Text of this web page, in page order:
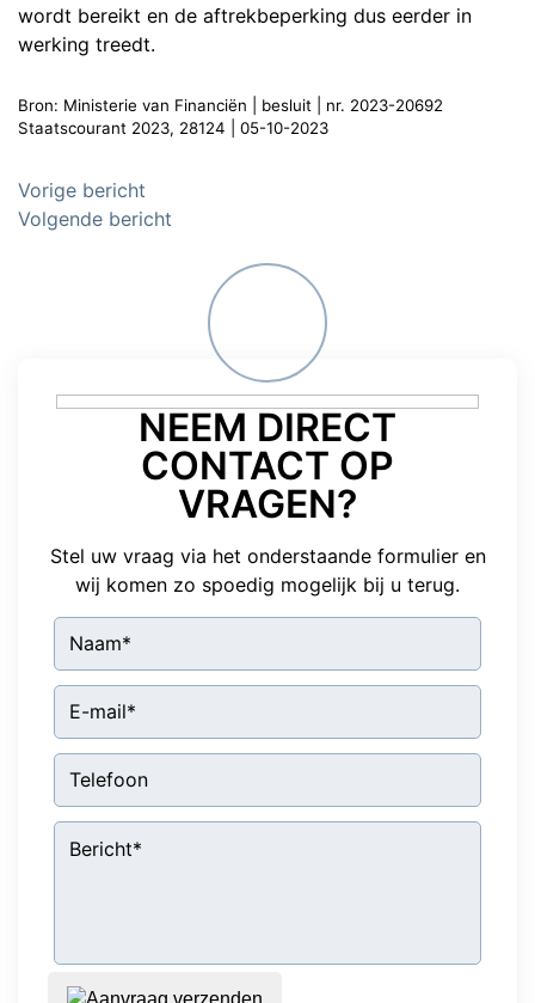
wordt bereikt en de aftrekbeperking dus eerder in
werking treedt.
Bron: Ministerie van Financiën | besluit | nr. 2023-20692
Staatscourant 2023, 28124 | 05-10-2023
Bericht
navigatie
Vorige bericht
Volgende bericht
NEEM DIRECT
CONTACT OP
VRAGEN?
Stel uw vraag via het onderstaande formulier en
wij komen zo spoedig mogelijk bij u terug.
Aanvraag verzenden